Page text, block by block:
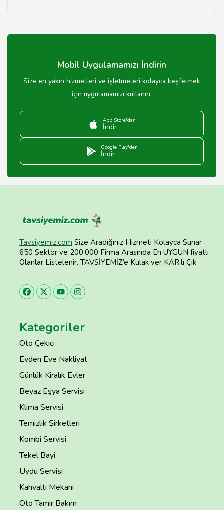
etkinlikleri düzenlenmektedir.
Mobil Uygulamamızı İndirin
Size en yakın hizmetleri ve işletmeleri kolayca keşfetmek
için uygulamamızı kullanın.
App Store'dan
İndir
Google Play'den
İndir
Tavsiyemiz.com Size Aradığınız Hizmeti Kolayca Sunar
650 Sektör ve 200.000 Firma Arasında En UYGUN fiyatlı
Olanlar Listelenir. TAVSİYEMİZ’e Kulak ver KAR’lı Çık.
Kategoriler
Oto Çekici
Evden Eve Nakliyat
Günlük Kiralık Evler
Beyaz Eşya Servisi
Klima Servisi
Temizlik Şirketleri
Kombi Servisi
Tekel Bayi
Uydu Servisi
Kahvaltı Mekanı
Oto Tamir Bakım